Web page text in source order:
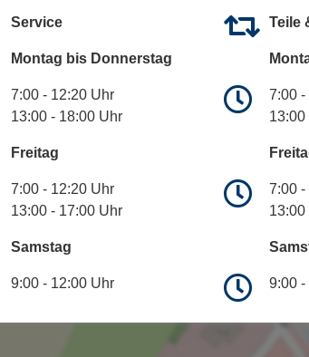
Service
Montag bis Donnerstag
7:00 - 12:20 Uhr
13:00 - 18:00 Uhr
Freitag
7:00 - 12:20 Uhr
13:00 - 17:00 Uhr
Samstag
9:00 - 12:00 Uhr
Teile
7:00 -
13:00
7:00 -
13:00
9:00 -